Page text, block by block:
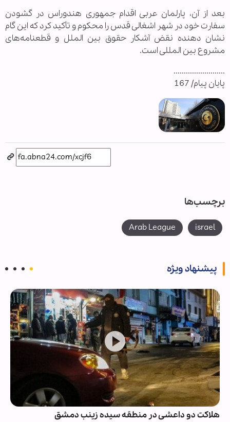
بعد از آن، پارلمان عربی اقدام جمهوری هندوراس در گشودن
سفارت خود در شهر اشغالی قدس را محکوم و تأکید کرد که این گام
نشان دهنده نقض آشکار حقوق بین الملل و قطعنامه‌های
مشروع بین المللی است.
.........................
پایان پیام/ 167
برچسب‌ها
israel
Arab League
پیشنهاد ویژه
هلاکت دو داعشی در منطقه سیده زینب دمشق